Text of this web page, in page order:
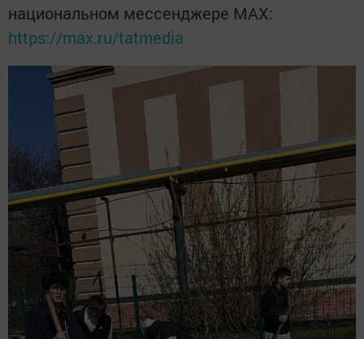
национальном мессенджере MАХ:
https://max.ru/tatmedia